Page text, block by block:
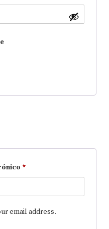
*
email address.